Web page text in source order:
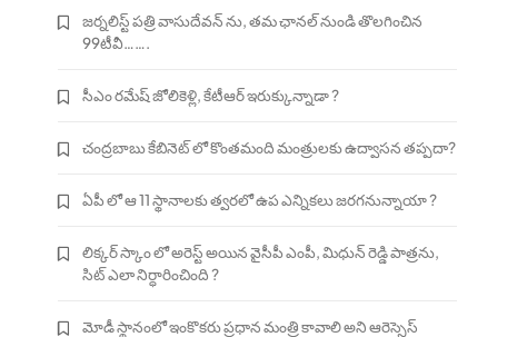
జర్నలిస్ట్ పత్రి వాసుదేవన్ ను, తమ ఛానల్ నుండి తొలగించిన
99టీవీ…….
సీఎం రమేష్ జోలికెళ్లి, కేటీఆర్ ఇరుక్కున్నాడా ?
చంద్రబాబు కేబినెట్ లో కొంతమంది మంత్రులకు ఉద్వాసన తప్పదా?
ఏపీ లో ఆ 11 స్థానాలకు త్వరలో ఉప ఎన్నికలు జరగనున్నాయా ?
లిక్కర్ స్కాం లో అరెస్ట్ అయిన వైసీపీ ఎంపీ, మిధున్ రెడ్డి పాత్రను,
సిట్ ఎలా నిర్ధారించింది ?
మోడీ స్థానంలో ఇంకొకరు ప్రధాన మంత్రి కావాలి అని ఆరెస్సెస్‌